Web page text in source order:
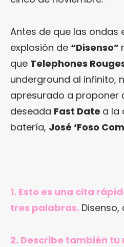
Antes de que las ondas
explosión de “Disenso”
que Telephones
underground al infinito,
apresurado a proponer
deseada Fast Date a la
batería, José ‘Foso
1. Esto es una cita
tres palabras.
2. Describe también tu